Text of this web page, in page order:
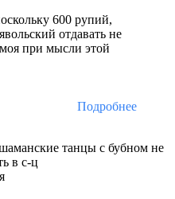
600 рупий,
отдавать не
моя при мысли этой
Подробнее
танцы с бубном не
в с-ц